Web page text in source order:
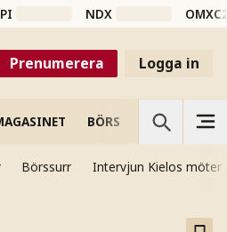
NDX
Prenumerera Logga in
BÖRS VETENSKAP
Börssurr Intervjun Kielos möter